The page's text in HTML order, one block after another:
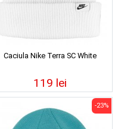
Caciula Nike Terra SC White
119 lei
-23%